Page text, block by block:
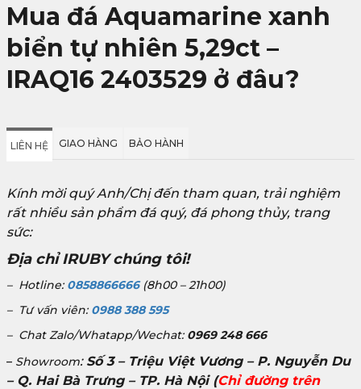
Mua đá Aquamarine xanh
biển tự nhiên 5,29ct –
IRAQ16 2403529 ở đâu?
LIÊN HỆ GIAO HÀNG BẢO HÀNH
Kính mời quý Anh/Chị đến tham quan, trải nghiệm
rất nhiều sản phẩm đá quý, đá phong thủy, trang
sức:
Địa chỉ IRUBY chúng tôi!
– Hotline: 0858866666(8h00 – 21h00)
– Tư vấn viên: 0988 388 595
– Chat Zalo/Whatapp/Wechat: 0969 248 666
– Showroom: Số 3 – Triệu Việt Vương – P. Nguyễn Du
– Q. Hai Bà Trưng – TP. Hà Nội(Chỉ đường trên